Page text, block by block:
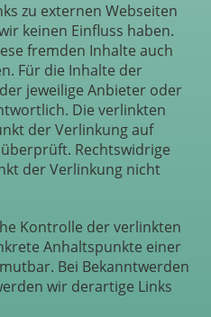
zu externen Webseiten
keinen Einfluss haben.
fremden Inhalte auch
Für die Inhalte der
jeweilige Anbieter oder
Die verlinkten
der Verlinkung auf
Rechtswidrige
der Verlinkung nicht
Kontrolle der verlinkten
Anhaltspunkte einer
Bei Bekanntwerden
wir derartige Links